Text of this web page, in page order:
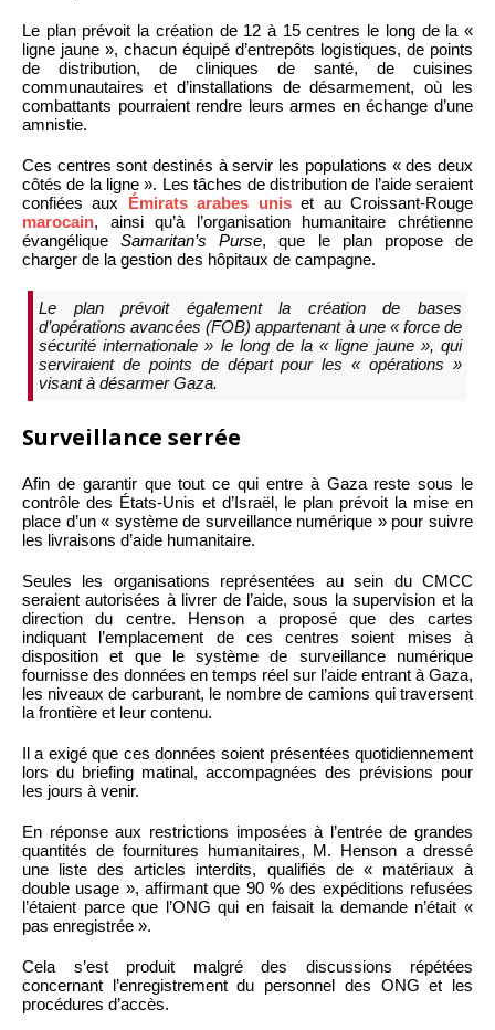
Le plan prévoit la création de 12 à 15 centres le long de la «
ligne jaune », chacun équipé d’entrepôts logistiques, de points
de distribution, de cliniques de santé, de cuisines
communautaires et d’installations de désarmement, où les
combattants pourraient rendre leurs armes en échange d’une
amnistie.
Ces centres sont destinés à servir les populations « des deux
côtés de la ligne ». Les tâches de distribution de l’aide seraient
confiées aux Émirats arabes uniset au Croissant-Rouge
marocain, ainsi qu’à l’organisation humanitaire chrétienne
évangéliqueSamaritan’s Purse, que le plan propose de
charger de la gestion des hôpitaux de campagne.
Le plan prévoit également la création de bases
d’opérations avancées (FOB) appartenant à une « force de
sécurité internationale » le long de la « ligne jaune », qui
serviraient de points de départ pour les « opérations »
visant à désarmer Gaza.
Surveillance serrée
Afin de garantir que tout ce qui entre à Gaza reste sous le
contrôle des États-Unis et d’Israël, le plan prévoit la mise en
place d’un « système de surveillance numérique » pour suivre
les livraisons d’aide humanitaire.
Seules les organisations représentées au sein du CMCC
seraient autorisées à livrer de l’aide, sous la supervision et la
direction du centre. Henson a proposé que des cartes
indiquant l’emplacement de ces centres soient mises à
disposition et que le système de surveillance numérique
fournisse des données en temps réel sur l’aide entrant à Gaza,
les niveaux de carburant, le nombre de camions qui traversent
la frontière et leur contenu.
Il a exigé que ces données soient présentées quotidiennement
lors du briefing matinal, accompagnées des prévisions pour
les jours à venir.
En réponse aux restrictions imposées à l’entrée de grandes
quantités de fournitures humanitaires, M. Henson a dressé
une liste des articles interdits, qualifiés de « matériaux à
double usage », affirmant que 90 % des expéditions refusées
l’étaient parce que l’ONG qui en faisait la demande n’était «
pas enregistrée ».
Cela s’est produit malgré des discussions répétées
concernant l’enregistrement du personnel des ONG et les
procédures d’accès.